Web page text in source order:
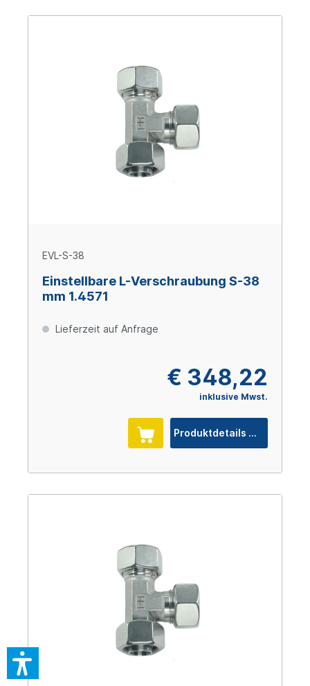
EVL-S-38
Einstellbare L-Verschraubung S-38
mm 1.4571
Lieferzeit auf Anfrage
€ 348,22
inklusive Mwst.
Produktdetails